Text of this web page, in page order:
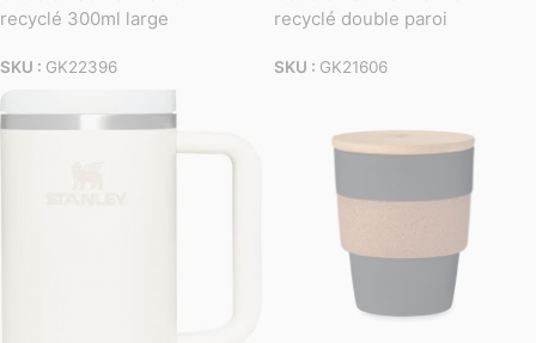
recyclé 300ml large
SKU : GK22396
recyclé double paroi
SKU : GK21606